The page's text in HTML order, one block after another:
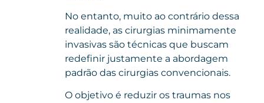
No entanto, muito ao contrário dessa
realidade, as cirurgias minimamente
invasivas são técnicas que buscam
redefinir justamente a abordagem
padrão das cirurgias convencionais.
O objetivo é reduzir os traumas nos